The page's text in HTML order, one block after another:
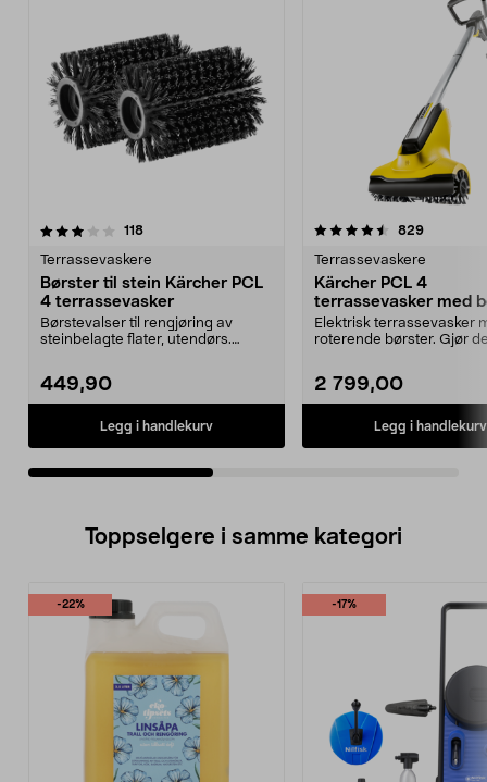
118anmeldelser
Terrassevaskere
Børster til stein Kärcher PCL
4 terrassevasker
Børstevalser til rengjøring av
steinbelagte flater, utendørs.
449,90
Legg i handlekurv
4.5av 5 stjerner 829
Terrassevaskere
Kärcher PCL 4
terrassevasker med
elektrisk
Elektrisk terrassevasker
roterende børster. Gjør
2 799,00
Legg i handlekurv
4.5av 5 stjerner
Toppselgere i samme kategori
-22% -17%